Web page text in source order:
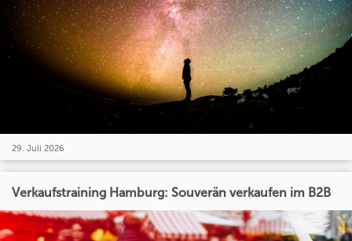
29. Juli 2026
Verkaufstraining Hamburg: Souverän verkaufen im B2B